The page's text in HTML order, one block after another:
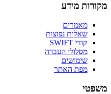
מקורות מידע
מאמרים
שאלות נפוצות
קודי SWIFT
מסלולי העברה
שימושים
מפת האתר
משפטי